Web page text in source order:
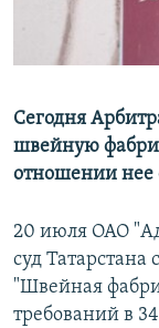
СОЦИАЛЬНЫЕ СЕТИ
Все сайты
Сегодня
швейную
отношении нее
20 июля ОАО
суд Татарстана
"Швейная
требований в